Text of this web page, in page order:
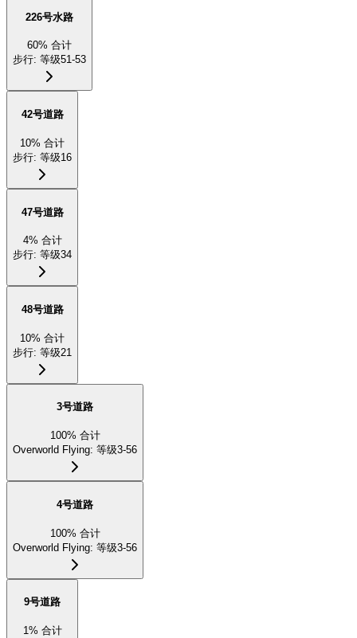
226号水路
60% 合计
步行: 等级51-53
42号道路
10% 合计
步行: 等级16
47号道路
4% 合计
步行: 等级34
48号道路
10% 合计
步行: 等级21
3号道路
100% 合计
Overworld Flying: 等级3-56
4号道路
100% 合计
Overworld Flying: 等级3-56
9号道路
1% 合计